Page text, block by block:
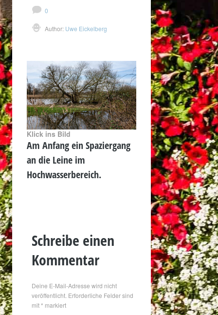
0
Author: Uwe Eickelberg
Klick ins Bild
Am Anfang ein Spaziergang
an die Leine im
Hochwasserbereich.
Schreibe einen
Kommentar
Deine E-Mail-Adresse wird nicht
veröffentlicht. Erforderliche Felder sind
mit* markiert